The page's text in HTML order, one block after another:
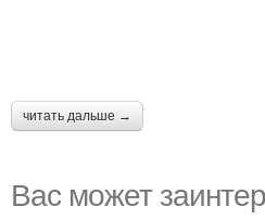
читать дальше →
Вас может